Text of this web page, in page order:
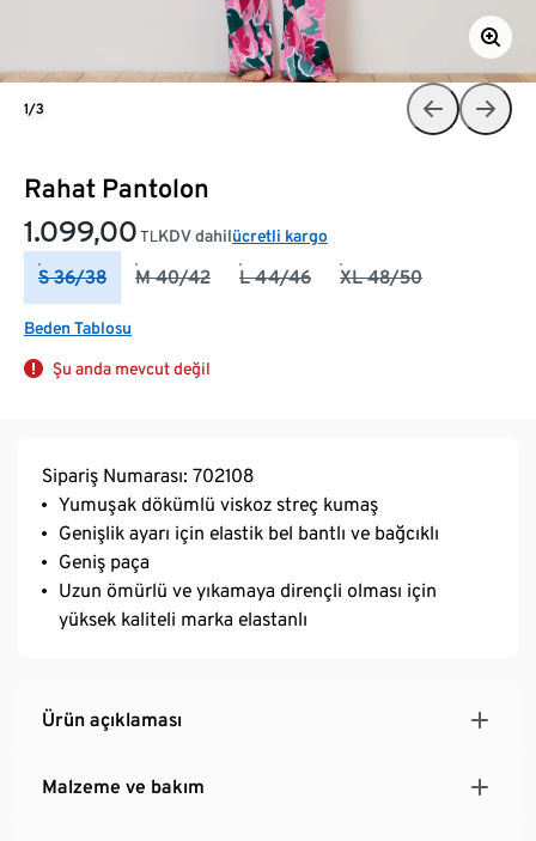
Rahat Pantolon
1.099,00 TLKDV dahilücretli kargo
S 36/38 M 40/42 L 44/46 XL 48/50
Beden Tablosu
Şu anda mevcut değil
1/3
Sipariş Numarası: 702108
Yumuşak dökümlü viskoz streç kumaş
Genişlik ayarı için elastik bel bantlı ve bağcıklı
Geniş paça
Uzun ömürlü ve yıkamaya dirençli olması için
yüksek kaliteli marka elastanlı
Ürün açıklaması
Malzeme ve bakım